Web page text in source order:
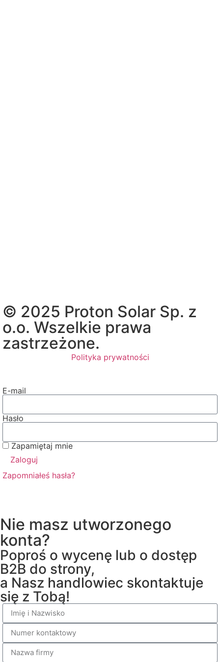
© 2025 Proton Solar Sp. z
o.o. Wszelkie prawa
zastrzeżone.
Polityka prywatności
E-mail
Hasło
Zapamiętaj mnie
Zaloguj
Zapomniałeś hasła?
Nie masz utworzonego
konta?
Poproś o wycenę lub o dostęp
B2B do strony,
a Nasz handlowiec skontaktuje
się z Tobą!